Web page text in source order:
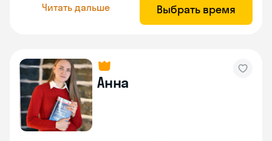
Читать дальше Выбрать время
Анна